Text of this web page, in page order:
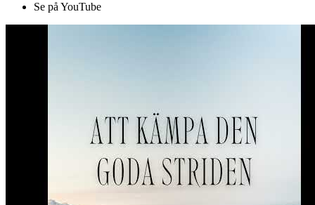
Se på YouTube